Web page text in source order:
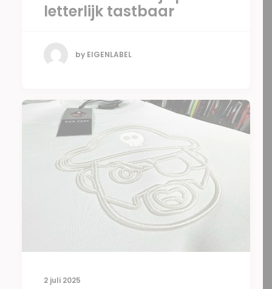
letterlijk tastbaar
by EIGENLABEL
2 juli 2025